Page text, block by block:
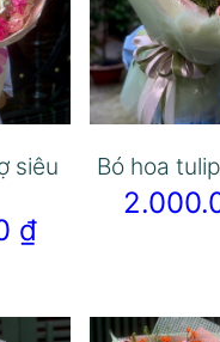
siêu
₫
Bó hoa